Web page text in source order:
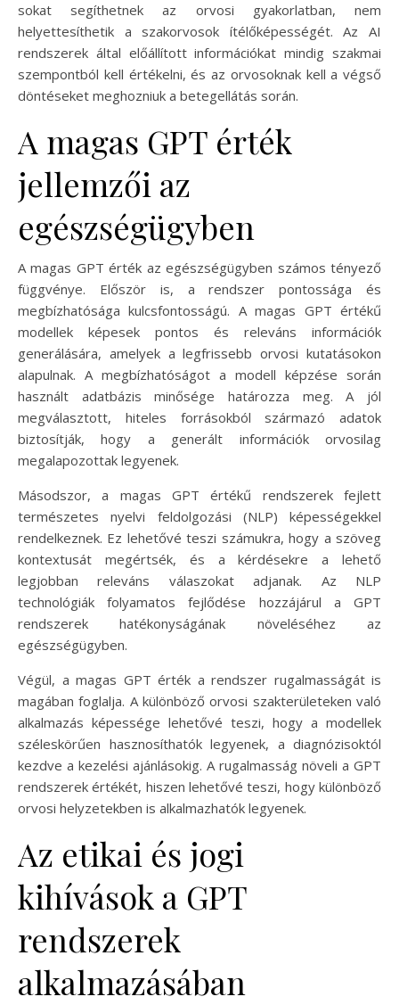
sokat segíthetnek az orvosi gyakorlatban, nem
helyettesíthetik a szakorvosok ítélőképességét. Az AI
rendszerek által előállított információkat mindig szakmai
szempontból kell értékelni, és az orvosoknak kell a végső
döntéseket meghozniuk a betegellátás során.
A magas GPT érték
jellemzői az
egészségügyben
A magas GPT érték az egészségügyben számos tényező
függvénye. Először is, a rendszer pontossága és
megbízhatósága kulcsfontosságú. A magas GPT értékű
modellek képesek pontos és releváns információk
generálására, amelyek a legfrissebb orvosi kutatásokon
alapulnak. A megbízhatóságot a modell képzése során
használt adatbázis minősége határozza meg. A jól
megválasztott, hiteles forrásokból származó adatok
biztosítják, hogy a generált információk orvosilag
megalapozottak legyenek.
Másodszor, a magas GPT értékű rendszerek fejlett
természetes nyelvi feldolgozási (NLP) képességekkel
rendelkeznek. Ez lehetővé teszi számukra, hogy a szöveg
kontextusát megértsék, és a kérdésekre a lehető
legjobban releváns válaszokat adjanak. Az NLP
technológiák folyamatos fejlődése hozzájárul a GPT
rendszerek hatékonyságának növeléséhez az
egészségügyben.
Végül, a magas GPT érték a rendszer rugalmasságát is
magában foglalja. A különböző orvosi szakterületeken való
alkalmazás képessége lehetővé teszi, hogy a modellek
széleskörűen hasznosíthatók legyenek, a diagnózisoktól
kezdve a kezelési ajánlásokig. A rugalmasság növeli a GPT
rendszerek értékét, hiszen lehetővé teszi, hogy különböző
orvosi helyzetekben is alkalmazhatók legyenek.
Az etikai és jogi
kihívások a GPT
rendszerek
alkalmazásában